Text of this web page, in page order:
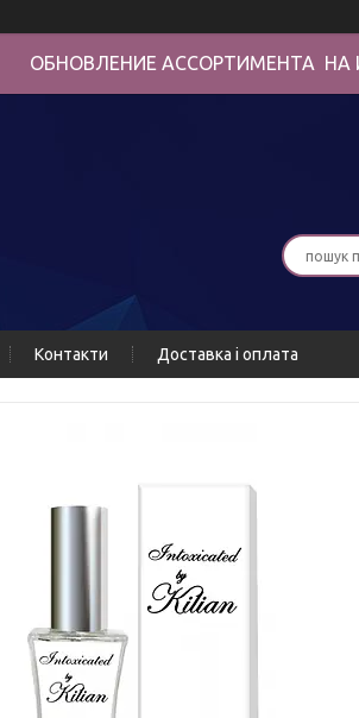
ОБНОВЛЕНИЕ АССОРТИМЕНТА
Контакти Доставка і оплата